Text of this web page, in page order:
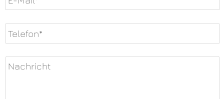
lasse
dieses
Feld
leer.